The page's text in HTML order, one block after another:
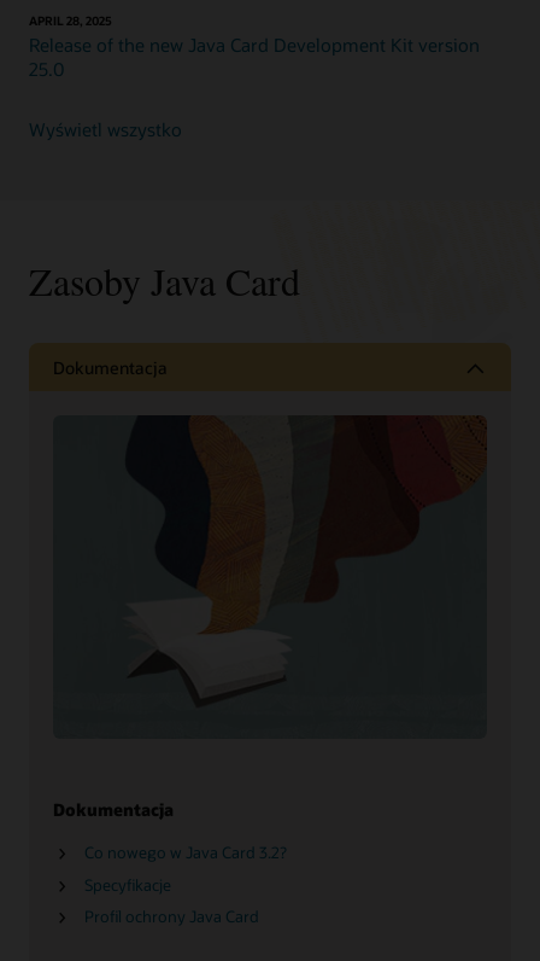
APRIL 28, 2025
Release of the new Java Card Development Kit version
25.0
Wyświetl wszystko
Zasoby Java Card
Dokumentacja
Dokumentacja
Co nowego w Java Card 3.2?
Specyfikacje
Profil ochrony Java Card